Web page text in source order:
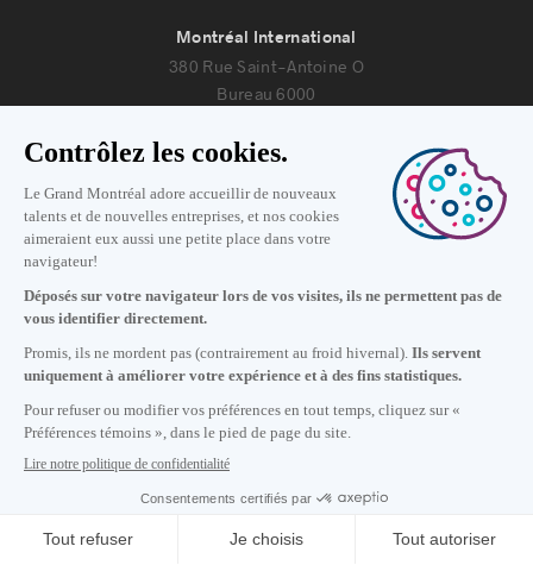
S'abonner à notre infolettre
Carrières
À propos de nous
Montréal International
380 Rue Saint-Antoine O
Bureau 6000
Nous joindre
Lundi au vendredi de 8h30 à 17h.